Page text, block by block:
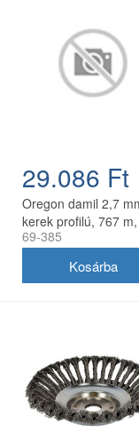
29.086 Ft
Oregon damil 2,7
kerek profilú, 767
kg, zöld
69-385